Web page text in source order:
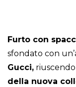
Furto con
sfondato con
Gucci,
della nuova